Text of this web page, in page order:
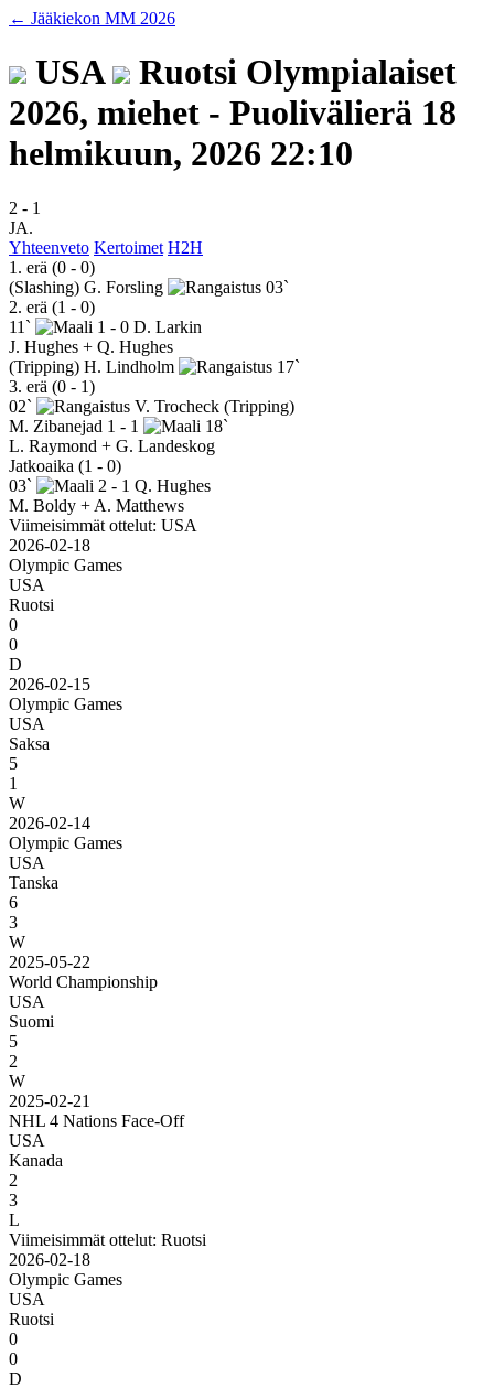
← Jääkiekon MM 2026
USA Ruotsi Olympialaiset
2026, miehet - Puolivälierä 18
helmikuun, 2026 22:10
2 - 1
JA.
Yhteenveto Kertoimet H2H
1. erä (0 - 0)
(Slashing) G. Forsling
03`
2. erä (1 - 0)
11`
1 - 0 D. Larkin
J. Hughes + Q. Hughes
(Tripping) H. Lindholm
17`
3. erä (0 - 1)
02`
V. Trocheck (Tripping)
M. Zibanejad 1 - 1
18`
L. Raymond + G. Landeskog
Jatkoaika (1 - 0)
03`
2 - 1 Q. Hughes
M. Boldy + A. Matthews
Viimeisimmät ottelut: USA
2026-02-18
Olympic Games
USA
Ruotsi
0
0
D
2026-02-15
Olympic Games
USA
Saksa
5
1
W
2026-02-14
Olympic Games
USA
Tanska
6
3
W
2025-05-22
World Championship
USA
Suomi
5
2
W
2025-02-21
NHL 4 Nations Face-Off
USA
Kanada
2
3
L
Viimeisimmät ottelut: Ruotsi
2026-02-18
Olympic Games
USA
Ruotsi
0
0
D